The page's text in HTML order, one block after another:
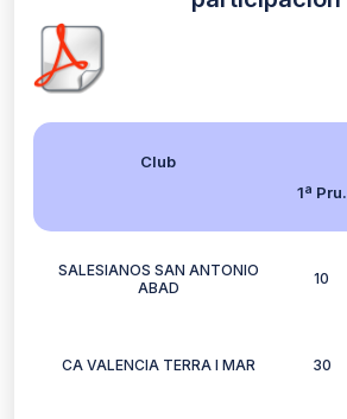
Club
1ª Pru.
SALESIANOS SAN ANTONIO
ABAD
10
CA VALENCIA TERRA I MAR 30